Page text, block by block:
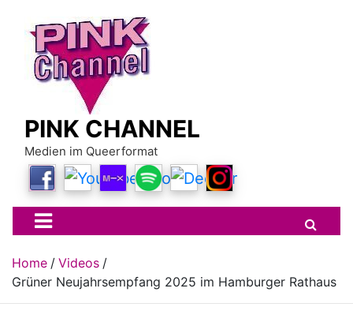
content
PINK CHANNEL
Medien im Queerformat
Home
Videos
Grüner Neujahrsempfang 2025 im Hamburger Rathaus